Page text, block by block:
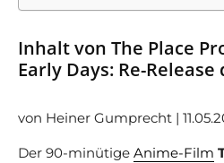
Inhalt von The Place
Early Days: Re-
von Heiner Gumprecht |
Der 90-minütige Anime-Film